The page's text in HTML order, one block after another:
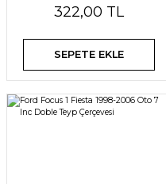
322,00 TL
SEPETE EKLE